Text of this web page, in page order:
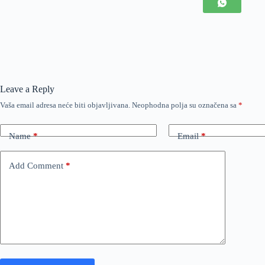
Leave a Reply
Vaša email adresa neće biti objavljivana. Neophodna polja su označena sa *
Name* Email*
Add Comment *